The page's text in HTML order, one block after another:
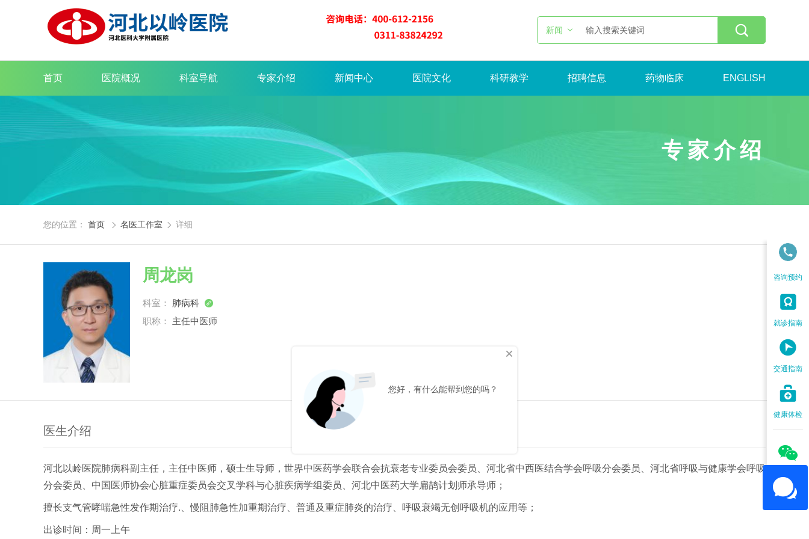
新闻 
首页 医院概况 科室导航 专家介绍 新闻中心 医院文化 科研教学 招聘信息 药物临床 ENGLISH
专家介绍
您的位置： 首页  名医工作室  详细
周龙岗
科室： 肺病科 
职称： 主任中医师
医生介绍
河北以岭医院肺病科副主任，主任中医师，硕士生导师，世界中医药学会联合会抗衰老专业委员会委员、河北省中西医结合学会呼吸分会委员、河北省呼吸与健康学会呼吸
分会委员、中国医师协会心脏重症委员会交叉学科与心脏疾病学组委员、河北中医药大学扁鹊计划师承导师；
擅长支气管哮喘急性发作期治疗.、慢阻肺急性加重期治疗、普通及重症肺炎的治疗、呼吸衰竭无创呼吸机的应用等；
出诊时间：周一上午
咨询预约

就诊指南

交通指南

健康体检
